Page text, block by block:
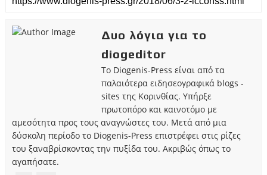
Δυο λόγια για το
diogeditor
Το Diogenis-Press είναι από τα
παλαιότερα ειδησεογραφικά blogs -
sites της Κορινθίας. Υπήρξε
πρωτοπόρο και καινοτόμο με
αμεσότητα προς τους αναγνώστες του. Μετά από μια
δύσκολη περίοδο το Diogenis-Press επιστρέφει στις ρίζες
του ξαναβρίσκοντας την πυξίδα του. Ακριβώς όπως το
αγαπήσατε.